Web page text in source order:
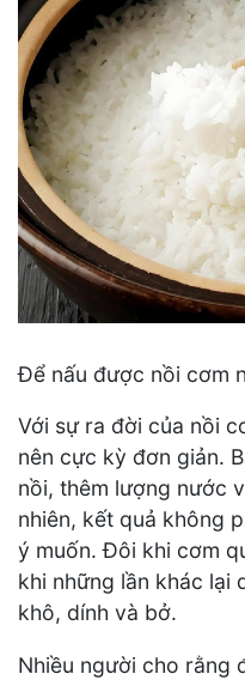
Để nấu được nồi cơm
Với sự ra đời của nồi
nên cực kỳ đơn giản.
nồi, thêm lượng nước
nhiên, kết quả không
ý muốn. Đôi khi cơm
khi những lần khác lại
khô, dính và bở.
Nhiều người cho rằng